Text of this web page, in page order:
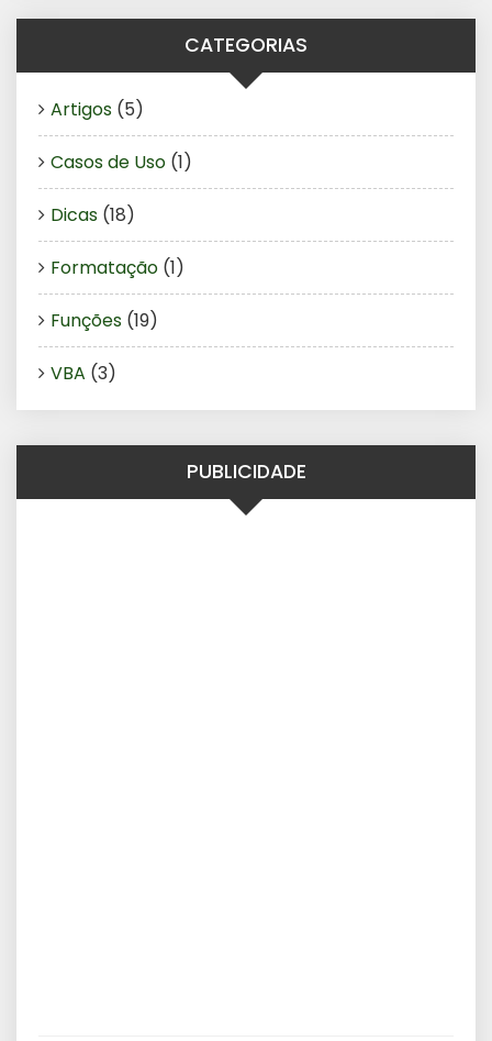
CATEGORIAS
Artigos (5)
Casos de Uso (1)
Dicas (18)
Formatação (1)
Funções (19)
VBA (3)
PUBLICIDADE